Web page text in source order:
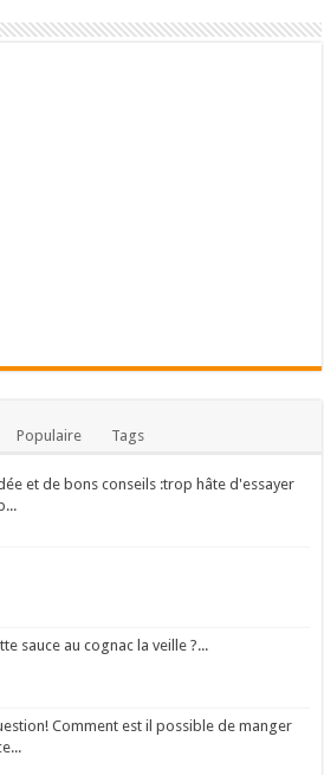
Populaire Tags
et de bons conseils :trop hâte d'essayer
sauce au cognac la veille ?...
Comment est il possible de manger